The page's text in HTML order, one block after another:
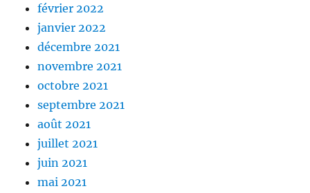
février 2022
janvier 2022
décembre 2021
novembre 2021
octobre 2021
septembre 2021
août 2021
juillet 2021
juin 2021
mai 2021